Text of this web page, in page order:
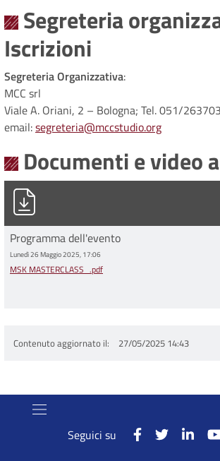
Segreteria
Iscrizioni
Segreteria Organizzativa:
MCC srl
Viale A. Oriani, 2 – Bologna; Tel. 051/263703
email:segreteria@mccstudio.org
Documenti e video
MSK MASTERCLASS_.pdf
Programma dell'evento
Lunedì 26 Maggio 2025, 17:06
MSK MASTERCLASS_.pdf
Contenuto aggiornato il 27/05/2025 14:43
Seguici su